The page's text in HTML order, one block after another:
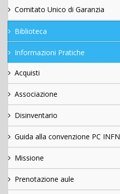
Comitato Unico di Garanzia
Biblioteca
Informazioni Pratiche
Acquisti
Associazione
Disinventario
Guida alla convenzione PC INFN
Missione
Prenotazione aule